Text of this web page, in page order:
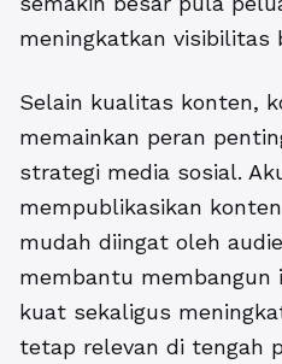
meningkatkan visibilitas
Selain kualitas konten,
memainkan peran
strategi media sosial.
mempublikasikan
mudah diingat oleh
membantu membangun
kuat sekaligus
tetap relevan di tengah